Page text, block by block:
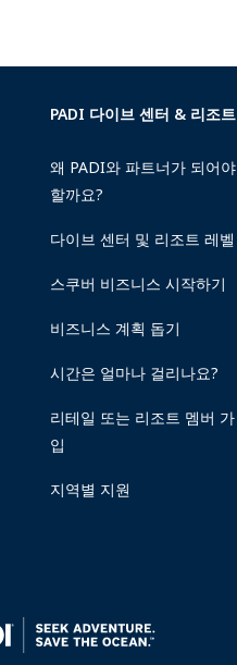
PADI 다이브 센터 & 리조트
왜 PADI와 파트너가 되어야
할까요?
다이브 센터 및 리조트 레벨
스쿠버 비즈니스 시작하기
비즈니스 계획 돕기
시간은 얼마나 걸리나요?
리테일 또는 리조트 멤버 가
입
지역별 지원